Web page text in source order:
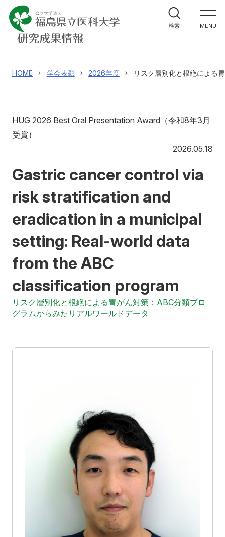
MENU
HOME
医療研究推進センター
主な研究成果概要
対象者別
卒業生の方へ
教職員募集（採用情報） 取材・撮影申し込み
お問い合わせ
検索
HOME 学会表彰 2026年度 リスク層別化と根絶による
HUG 2026 Best Oral Presentation Award（令和8年3月
受賞）
Gastric cancer control via
risk stratification and
eradication in a municipal
setting: Real-world data
from the ABC
classification program
リスク層別化と根絶による胃がん対策：ABC分類プロ
グラムからみたリアルワールドデータ
2026.05.18